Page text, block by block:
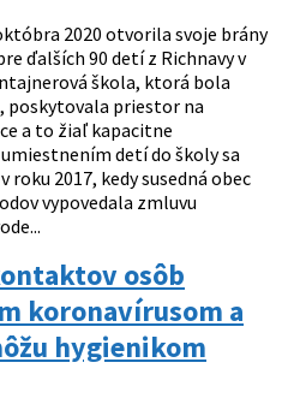
2020 otvorila svoje brány
ďalších 90 detí z Richnavy v
škola, ktorá bola
poskytovala priestor na
a to žiaľ kapacitne
detí do školy sa
roku 2017, kedy susedná obec
vypovedala zmluvu
osôb
koronavírusom a
hygienikom